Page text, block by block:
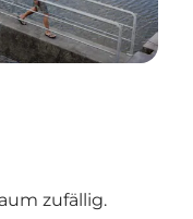
zufällig.